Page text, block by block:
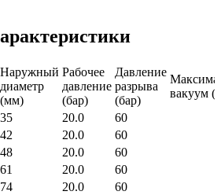
Наружный
диаметр
(мм)
Рабочее
давление
(бар)
Давление
разрыва
(бар)
вакуум
35 20.0
60
42 20.0
60
48 20.0
60
61 20.0
60
74 20.0
60